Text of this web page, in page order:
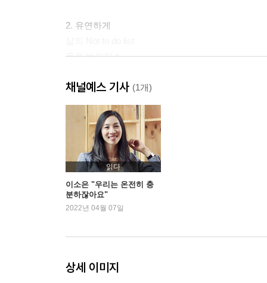
2. 유연하게
웃음 바이러스
세상을 다시 배우다 - 프로젝트 매니저가 되다
나를 지키는 법
비효율 속에서 효율적으로 성장하다
나는 이런 사람이야
“당신은 어디에 속한 사람인가요?”
내 인생의 프리 에이전트
3. 담대하게
쇼 미 더 머니!
진심의 가치
채널예스 기사 (1개)
읽다
이소은 "우리는 온전히 충
분하잖아요"
2022년 04월 07일
상세 이미지